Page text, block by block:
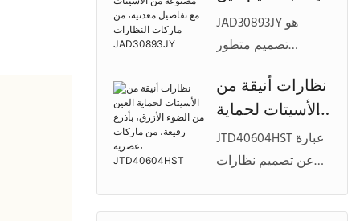
الوزن، وتشطيبات
ألوان أنيقة، وتفاصيل
لمجموعات النظارات
ذات العلامات التجارية
الخاصة.
القطة مصنوعة
من الأسيتات مع
من ماركات
النظارات
JAD30893JY
JAD30893JY هو
تصميم متطور
المصنوعة من
الأسيتات، يتميز
بتصميم أنثوي على
شكل عين القطة،
نظارات أنيقة من
الأسيتات لحماية
العين من الضوء
الأزرق، بأذرع
ماركات عصرية،
JTD40604HST عبارة
عن تصميم نظارات
من الأسيتات لحماية